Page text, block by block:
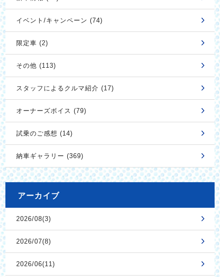
イベント/キャンペーン (74)
限定車 (2)
その他 (113)
スタッフによるクルマ紹介 (17)
オーナーズボイス (79)
試乗のご感想 (14)
納車ギャラリー (369)
アーカイブ
2026/08(3)
2026/07(8)
2026/06(11)